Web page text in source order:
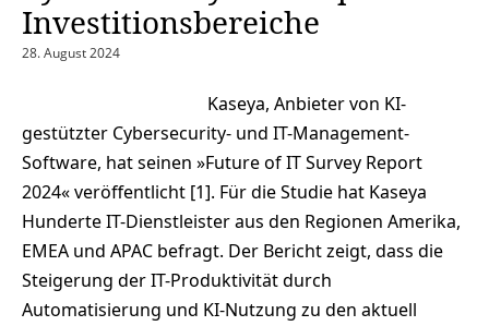
Investitionsbereiche
28. August 2024
Kaseya, Anbieter von KI-
gestützter Cybersecurity- und IT-Management-
Software, hat seinen »Future of IT Survey Report
2024« veröffentlicht [1]. Für die Studie hat Kaseya
Hunderte IT-Dienstleister aus den Regionen Amerika,
EMEA und APAC befragt. Der Bericht zeigt, dass die
Steigerung der IT-Produktivität durch
Automatisierung und KI-Nutzung zu den aktuell